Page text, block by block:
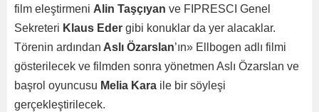
film eleştirmeni Alin Taşçıyan ve FIPRESCI Genel
Sekreteri Klaus Eder gibi konuklar da yer alacaklar.
Törenin ardından Aslı Özarslan’ın» Ellbogen adlı filmi
gösterilecek ve filmden sonra yönetmen Aslı Özarslan ve
başrol oyuncusu Melia Kara ile bir söyleşi
gerçekleştirilecek.